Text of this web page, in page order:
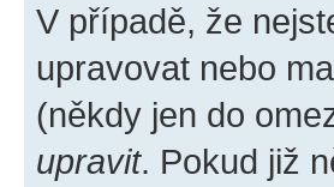
V případě, že
upravovat nebo
(někdy jen do
upravit. Pokud již